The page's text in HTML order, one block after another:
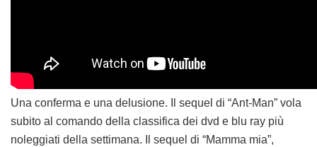
Una conferma e una delusione. Il sequel di “Ant-Man” vola
subito al comando della classifica dei dvd e blu ray più
noleggiati della settimana. Il sequel di “Mamma mia”,